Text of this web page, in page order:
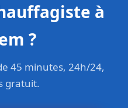
à
?
45 minutes, 24h/24,
gratuit.